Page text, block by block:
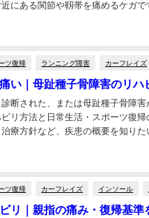
にある関節や靱帯を痛めるケガで
ツ復帰 ランニング障害 カーフレイズ
い｜母趾種子骨障害のリハ
断された、または母趾種子骨障害
リ方法と日常生活・スポーツ復
療方針など、疾患の概要を知りた
ツ復帰 カーフレイズ インソール
リ｜親指の痛み・復帰基準